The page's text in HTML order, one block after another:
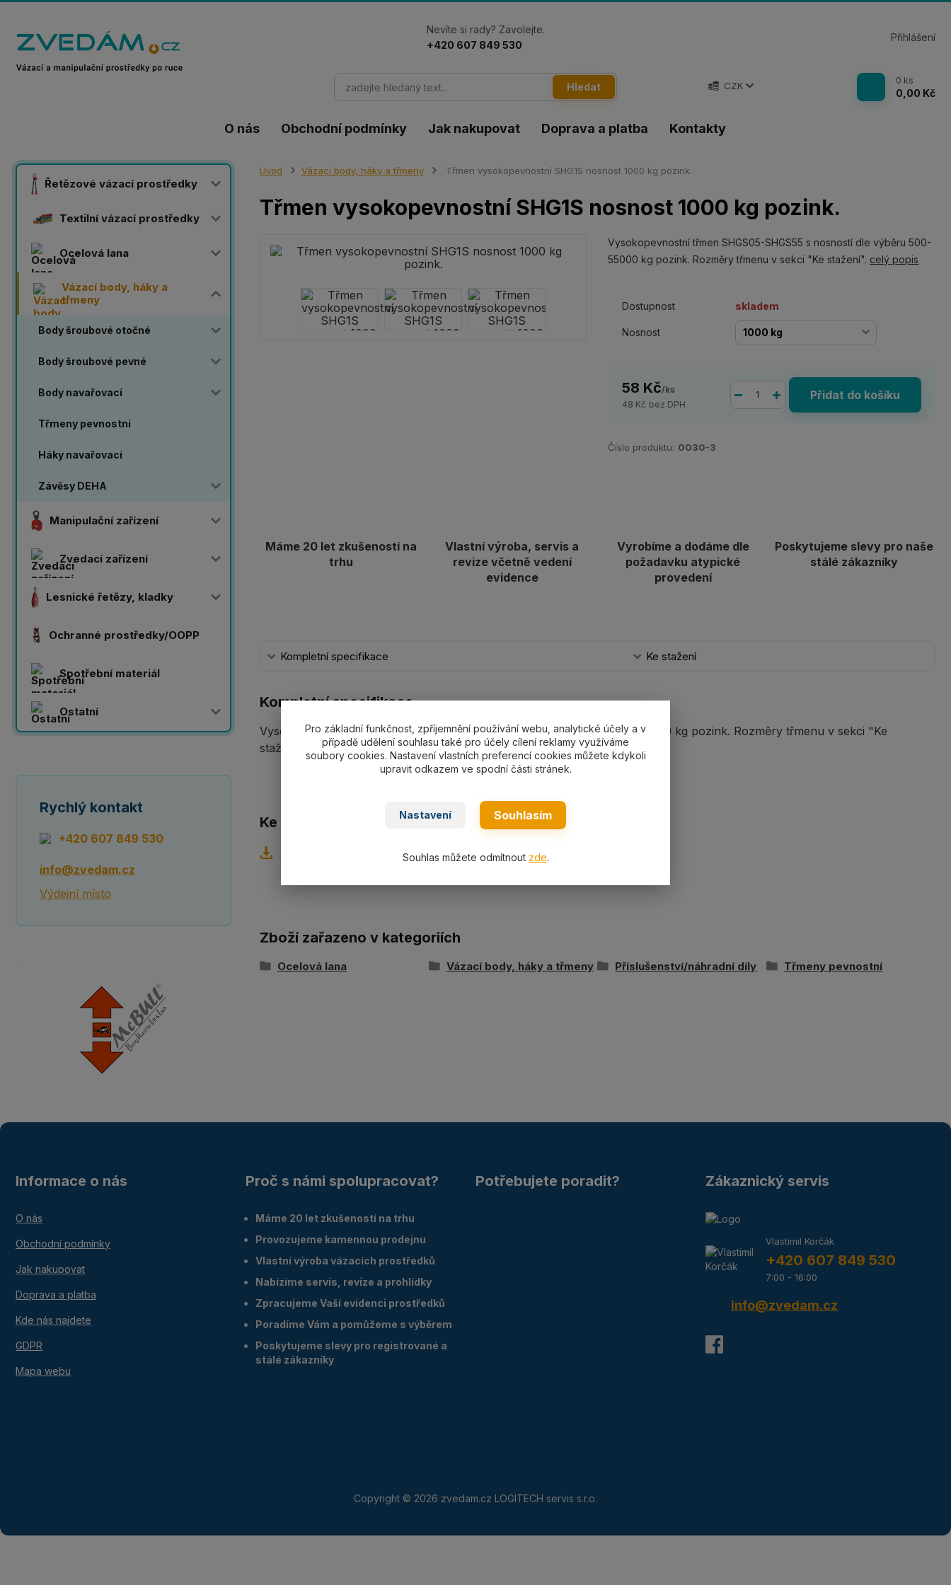
O nás Obchodní podmínky Jak nakupovat Doprava a platba Kontakty
CZK
Přihlášení
Hledat
Nevíte si rady? Zavolejte.
+420 607 849 530
0 ks
0,00 Kč
Řetězové vázací prostředky
Textilní vázací prostředky
Ocelová lana
Vázací body, háky a
třmeny
Body šroubové otočné
Body šroubové pevné
Body navařovací
Třmeny pevnostní
Háky navařovací
Závěsy DEHA
Manipulační zařízení
Zvedací zařízení
Lesnické řetězy, kladky
Ochranné prostředky/OOPP
Spotřební materiál
Ostatní
Rychlý kontakt
+420 607 849 530
info@zvedam.cz
Výdejní místo
Úvod Vázací body, háky a třmeny Třmen vysokopevnostní SHG1S nosnost 1000 kg pozink.
Třmen vysokopevnostní SHG1S nosnost 1000 kg pozink.
Vysokopevnostní třmen SHGS05-SHGS55 s nosností dle výběru 500-
55000 kg pozink. Rozměry třmenu v sekci "Ke stažení". celý popis
Dostupnost skladem
Nosnost
58 Kč/ks
48 Kč bez DPH
Přidat do košíku
Číslo produktu: 0030-3
Máme 20 let zkušeností na
trhu
Vlastní výroba, servis a
revize včetně vedení
evidence
Vyrobíme a dodáme dle
požadavku atypické
provedení
Poskytujeme slevy pro naše
stálé zákazníky
Kompletní specifikace Ke stažení
Kompletní specifikace
Vysokopevnostní třmen SHGS05-SHGS55 s nosností dle výběru 500-55000 kg pozink. Rozměry třmenu v sekci "Ke
stažení".
Ke stažení
Zboží zařazeno v kategoriích
Ocelová lana Vázací body, háky a třmeny Příslušenství/náhradní díly Třmeny pevnostní
Informace o nás
O nás
Obchodní podmínky
Jak nakupovat
Doprava a platba
Kde nás najdete
GDPR
Mapa webu
Proč s námi spolupracovat?
Máme 20 let zkušeností na trhu
Provozujeme kamennou prodejnu
Vlastní výroba vázacích prostředků
Nabízíme servis, revize a prohlídky
Zpracujeme Vaší evidenci prostředků
Poradíme Vám a pomůžeme s výběrem
Poskytujeme slevy pro registrované a
stálé zákazníky
Potřebujete poradit? Zákaznický servis
Vlastimil Korčák
+420 607 849 530
7:00 - 16:00
info@zvedam.cz
Copyright © 2026 zvedam.cz LOGITECH servis s.r.o.
Pro základní funkčnost, zpříjemnění používání webu, analytické účely a v
případě udělení souhlasu také pro účely cílení reklamy využíváme
soubory cookies. Nastavení vlastních preferencí cookies můžete kdykoli
upravit odkazem ve spodní části stránek.
Nastavení Souhlasím
Souhlas můžete odmítnout zde.